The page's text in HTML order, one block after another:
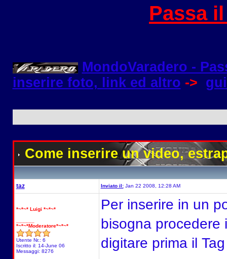
Passa
MondoVaradero -
inserire foto, link ed altro ->
Come inserire un video,
taz Inviato il:Jan 22 2008, 12:28 AM
*~*~* Luigi *~*~*
*~*~*Moderatore*~*~*
Utente Nr.: 6
Iscritto il: 14-June 06
Messaggi: 8276
Per inserire in un
bisogna procedere
digitare prima il